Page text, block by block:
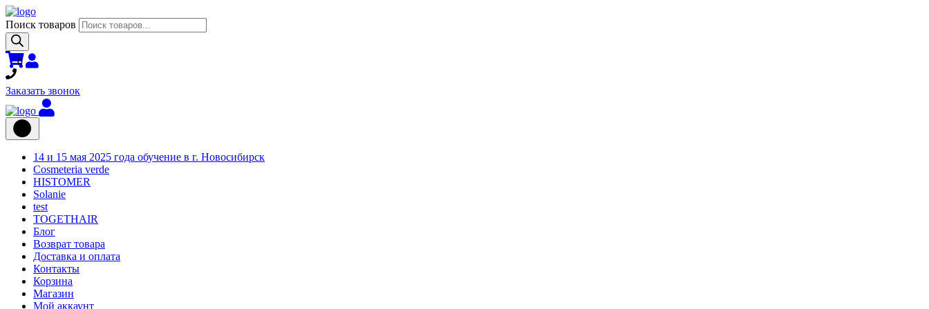
Поиск товаров
0
Заказать звонок
14 и 15 мая 2025 года обучение в г. Новосибирск
Cosmeteria verde
HISTOMER
Solanie
test
TOGETHAIR
Блог
Возврат товара
Доставка и оплата
Контакты
Корзина
Магазин
Мой аккаунт